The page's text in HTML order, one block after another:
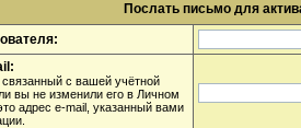
Послать письмо для
с вашей учётной
вы не изменили его в Личном
адрес e-mail, указанный вами